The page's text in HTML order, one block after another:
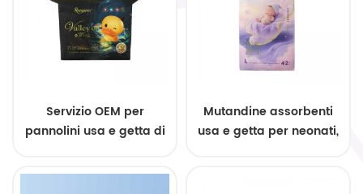
Servizio OEM per
pannolini usa e getta di
Mutandine assorbenti
usa e getta per neonati,